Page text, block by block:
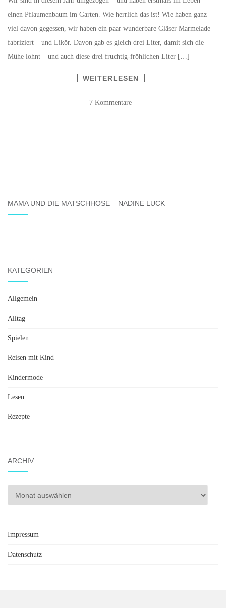
einen Pflaumenbaum im Garten. Wie herrlich das ist! Wie haben ganz
viel davon gegessen, wir haben ein paar wunderbare Gläser Marmelade
fabriziert – und Likör. Davon gab es gleich drei Liter, damit sich die
Mühe lohnt – und auch diese drei fruchtig-fröhlichen Liter […]
WEITERLESEN
7 Kommentare
MAMA UND DIE MATSCHHOSE – NADINE LUCK
KATEGORIEN
Allgemein
Alltag
Spielen
Reisen mit Kind
Kindermode
Lesen
Rezepte
ARCHIV
Archiv
Impressum
Datenschutz